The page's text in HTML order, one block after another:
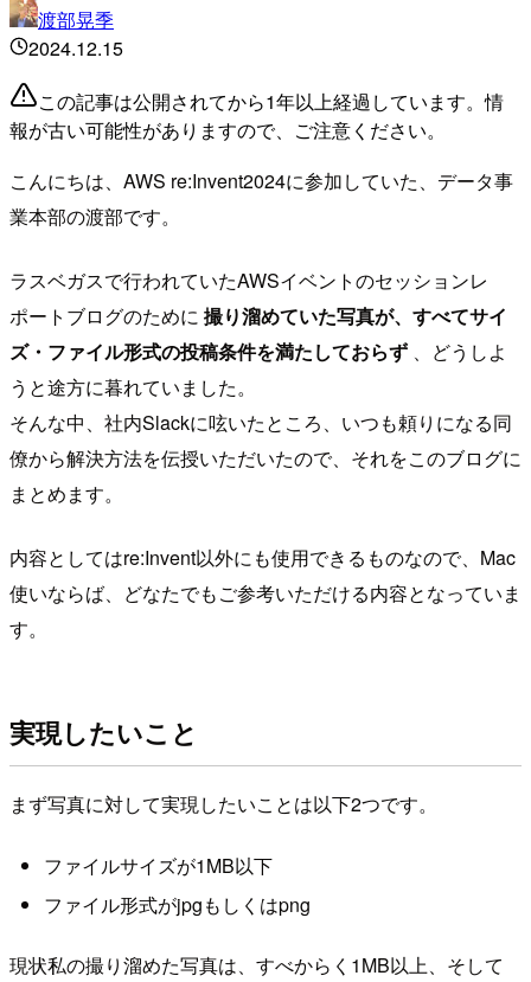
渡部晃季
2024.12.15
この記事は公開されてから1年以上経過しています。情
報が古い可能性がありますので、ご注意ください。
こんにちは、AWS re:Invent2024に参加していた、データ事
業本部の渡部です。
ラスベガスで行われていたAWSイベントのセッションレ
ポートブログのために 撮り溜めていた写真が、すべてサイ
ズ・ファイル形式の投稿条件を満たしておらず 、どうしよ
うと途方に暮れていました。
そんな中、社内Slackに呟いたところ、いつも頼りになる同
僚から解決方法を伝授いただいたので、それをこのブログに
まとめます。
内容としてはre:Invent以外にも使用できるものなので、Mac
使いならば、どなたでもご参考いただける内容となっていま
す。
実現したいこと
まず写真に対して実現したいことは以下2つです。
ファイルサイズが1MB以下
ファイル形式がjpgもしくはpng
現状私の撮り溜めた写真は、すべからく1MB以上、そして